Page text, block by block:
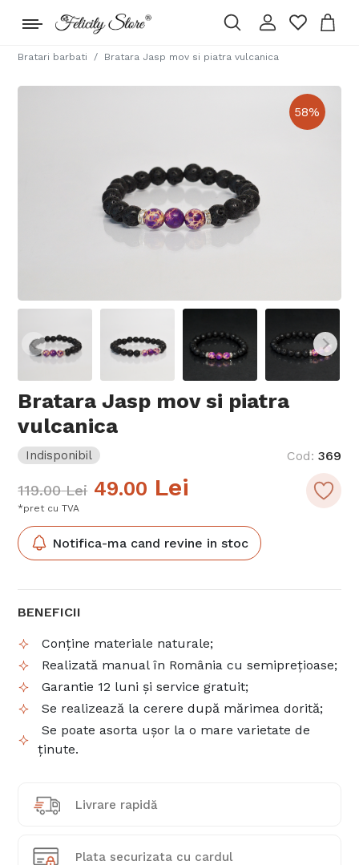
Bratari barbati Bratara Jasp mov si piatra vulcanica
58%
Bratara Jasp mov si piatra
vulcanica
Indisponibil Cod: 369
119.00 Lei 49.00 Lei
*pret cu TVA
Notifica-ma cand revine in stoc
BENEFICII
Conține materiale naturale;
Realizată manual în România cu semiprețioase;
Garantie 12 luni și service gratuit;
Se realizează la cerere după mărimea dorită;
Se poate asorta ușor la o mare varietate de
ținute.
Livrare rapidă
Plata securizata cu cardul